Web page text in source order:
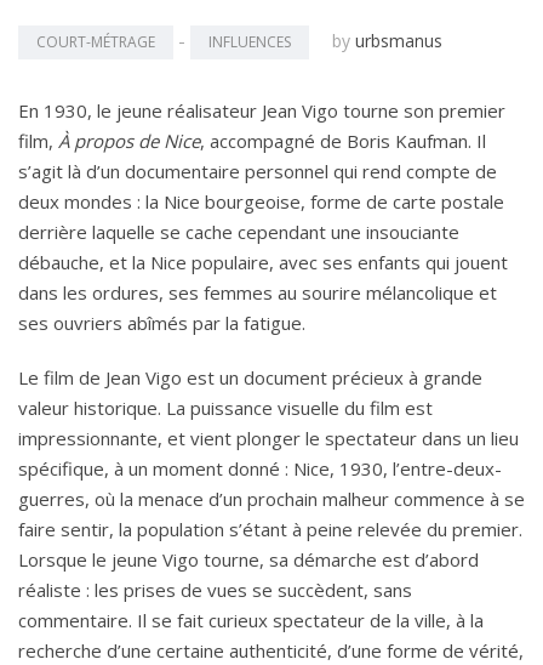
COURT-MÉTRAGE - INFLUENCES by urbsmanus
En 1930, le jeune réalisateur Jean Vigo tourne son premier
film, À propos de Nice, accompagné de Boris Kaufman. Il
s’agit là d’un documentaire personnel qui rend compte de
deux mondes : la Nice bourgeoise, forme de carte postale
derrière laquelle se cache cependant une insouciante
débauche, et la Nice populaire, avec ses enfants qui jouent
dans les ordures, ses femmes au sourire mélancolique et
ses ouvriers abîmés par la fatigue.
Le film de Jean Vigo est un document précieux à grande
valeur historique. La puissance visuelle du film est
impressionnante, et vient plonger le spectateur dans un lieu
spécifique, à un moment donné : Nice, 1930, l’entre-deux-
guerres, où la menace d’un prochain malheur commence à se
faire sentir, la population s’étant à peine relevée du premier.
Lorsque le jeune Vigo tourne, sa démarche est d’abord
réaliste : les prises de vues se succèdent, sans
commentaire. Il se fait curieux spectateur de la ville, à la
recherche d’une certaine authenticité, d’une forme de vérité,